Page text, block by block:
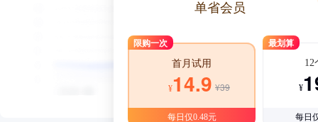
单省会员
限购一次
首月试用
¥14.9 ¥39
每日仅0.48元
最划算
12
¥
每日